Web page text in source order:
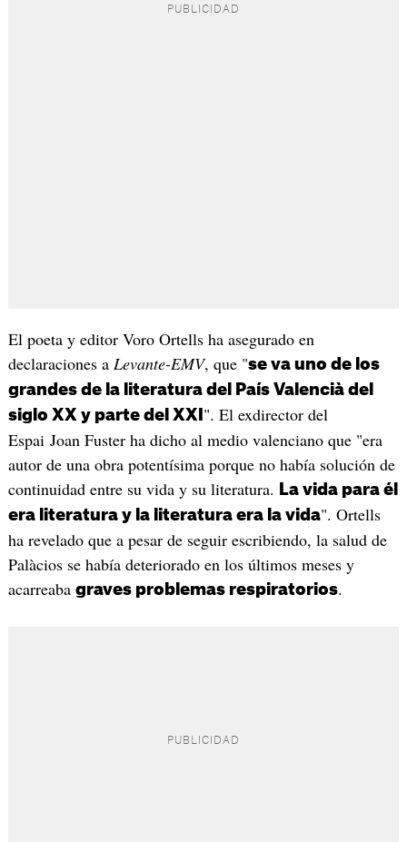
El poeta y editor Voro Ortells ha asegurado en
declaraciones a Levante-EMV, que "se va uno de los
grandes de la literatura del País Valencià del
siglo XX y parte del XXI ". El exdirector del
Espai Joan Fuster ha dicho al medio valenciano que "era
autor de una obra potentísima porque no había solución de
continuidad entre su vida y su literatura.
La vida para él
era literatura y la literatura era la vida". Ortells
ha revelado que a pesar de seguir escribiendo, la salud de
Palàcios se había deteriorado en los últimos meses y
acarreaba graves problemas respiratorios.